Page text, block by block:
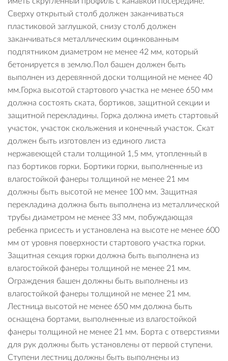
Сверху открытый столб должен заканчиваться
пластиковой заглушкой, снизу столб должен
заканчиваться металлическим оцинкованным
подпятником диаметром не менее 42 мм, который
бетонируется в землю.Пол башен должен быть
выполнен из деревянной доски толщиной не менее 40
мм.Горка высотой стартового участка не менее 650 мм
должна состоять ската, бортиков, защитной секции и
защитной перекладины. Горка должна иметь стартовый
участок, участок скольжения и конечный участок. Скат
должен быть изготовлен из единого листа
нержавеющей стали толщиной 1,5 мм, утопленный в
паз бортиков горки. Бортики горки, выполненные из
влагостойкой фанеры толщиной не менее 21 мм
должны быть высотой не менее 100 мм. Защитная
перекладина должна быть выполнена из металлической
трубы диаметром не менее 33 мм, побуждающая
ребенка присесть и установлена на высоте не менее 600
мм от уровня поверхности стартового участка горки.
Защитная секция горки должна быть выполнена из
влагостойкой фанеры толщиной не менее 21 мм.
Ограждения башен должны быть выполнены из
влагостойкой фанеры толщиной не менее 21 мм.
Лестница высотой не менее 650 мм должна быть
оснащена бортами, выполненные из влагостойкой
фанеры толщиной не менее 21 мм. Борта с отверстиями
для рук должны быть установлены от первой ступени.
Ступени лестниц должны быть выполнены из